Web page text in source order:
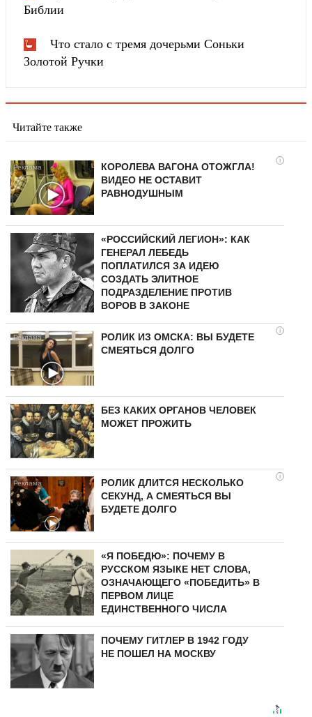
Библии
Что стало с тремя дочерьми Соньки
Золотой Ручки
Читайте также
i
КОРОЛЕВА ВАГОНА ОТОЖГЛА!
ВИДЕО НЕ ОСТАВИТ
РАВНОДУШНЫМ
«РОССИЙСКИЙ ЛЕГИОН»: КАК
ГЕНЕРАЛ ЛЕБЕДЬ
ПОПЛАТИЛСЯ ЗА ИДЕЮ
СОЗДАТЬ ЭЛИТНОЕ
ПОДРАЗДЕЛЕНИЕ ПРОТИВ
ВОРОВ В ЗАКОНЕ
i
РОЛИК ИЗ ОМСКА: ВЫ БУДЕТЕ
СМЕЯТЬСЯ ДОЛГО
БЕЗ КАКИХ ОРГАНОВ ЧЕЛОВЕК
МОЖЕТ ПРОЖИТЬ
i
РОЛИК ДЛИТСЯ НЕСКОЛЬКО
СЕКУНД, А СМЕЯТЬСЯ ВЫ
БУДЕТЕ ДОЛГО
«Я ПОБЕДЮ»: ПОЧЕМУ В
РУССКОМ ЯЗЫКЕ НЕТ СЛОВА,
ОЗНАЧАЮЩЕГО «ПОБЕДИТЬ» В
ПЕРВОМ ЛИЦЕ
ЕДИНСТВЕННОГО ЧИСЛА
ПОЧЕМУ ГИТЛЕР В 1942 ГОДУ
НЕ ПОШЕЛ НА МОСКВУ